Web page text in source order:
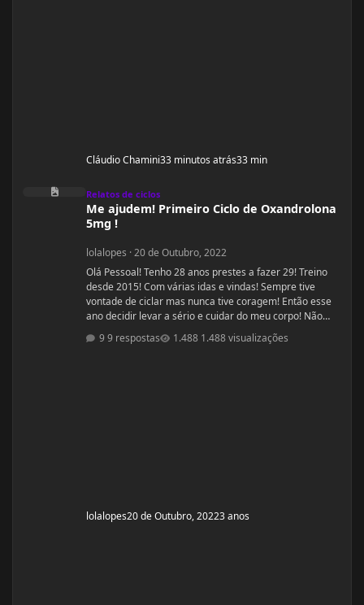
Cláudio Chamini33 minutos atrás33 min
Me ajudem! Primeiro Ciclo de Oxandrolona 5mg !
Relatos de ciclos
Me ajudem! Primeiro Ciclo de Oxandrolona
5mg !
lolalopes ·20 de Outubro, 2022
Olá Pessoal! Tenho 28 anos prestes a fazer 29! Treino
desde 2015! Com várias idas e vindas! Sempre tive
vontade de ciclar mas nunca tive coragem! Então esse
ano decidir levar a sério e cuidar do meu corpo! Não
estou sendo acompanhada por nutricionista! Mas
quando comecei a fazer a dieta de déficit calórico
9 respostas 1.488 visualizações
lolalopes20 de Outubro, 20223 anos